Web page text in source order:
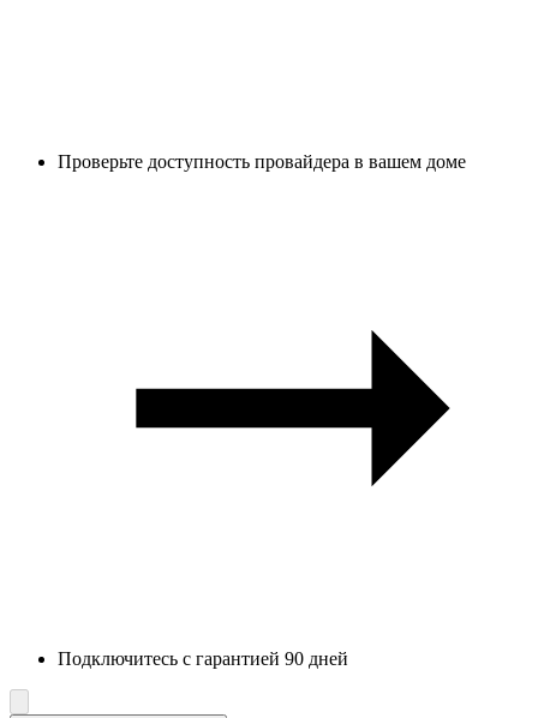
Проверьте доступность провайдера в вашем доме
Подключитесь с гарантией 90 дней